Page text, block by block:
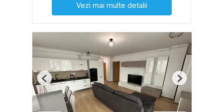
Vezi mai multe detalii
Previous Next